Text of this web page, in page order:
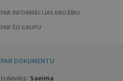
PAR INFORMĀCIJAS DROŠĪBU
PAR ŠO GRUPU
PAR DOKUMENTU
Izdevējs: Saeima